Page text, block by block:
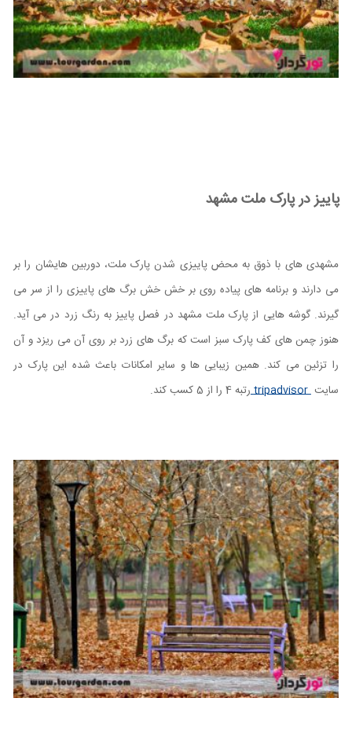
پاییز در پارک ملت مشهد
مشهدی های با ذوق به محض پاییزی شدن پارک ملت، دوربین هایشان را بر
می دارند و برنامه های پیاده روی بر خش خش برگ های پاییزی را از سر می
گیرند. گوشه هایی از پارک ملت مشهد در فصل پاییز به رنگ زرد در می آید.
هنوز چمن های کف پارک سبز است که برگ های زرد بر روی آن می ریزد و آن
را تزئین می کند. همین زیبایی ها و سایر امکانات باعث شده این پارک در
سایتtripadvisor رتبه 4 را از 5 کسب کند.